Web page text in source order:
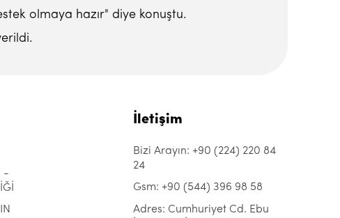
olmaya hazır" diye konuştu.
-
İletişim
Bizi Arayın: +90 (224) 220 84
24
Gsm: +90 (544) 396 98 58
Adres: Cumhuriyet Cd. Ebu